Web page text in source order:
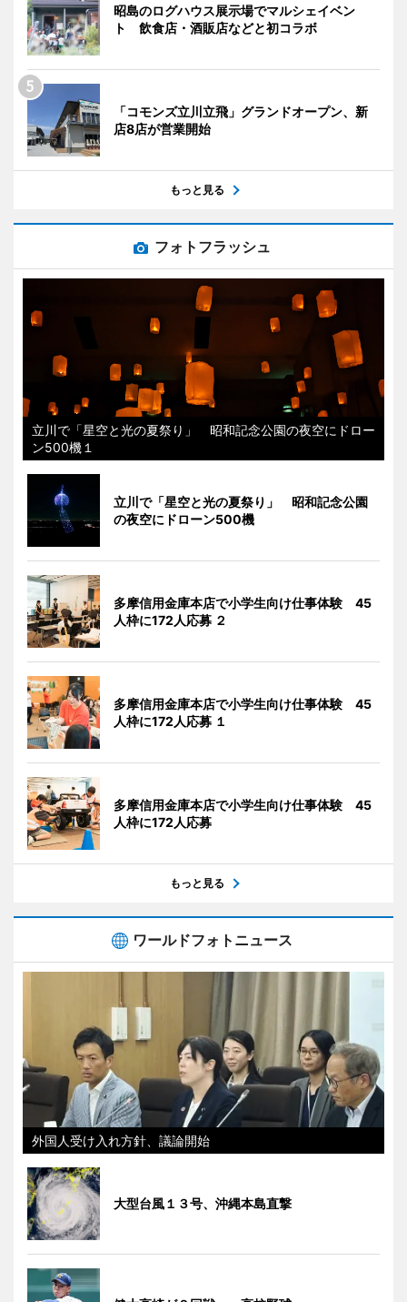
昭島のログハウス展示場でマルシェイベン
ト 飲食店・酒販店などと初コラボ
「コモンズ立川立飛」グランドオープン、新
店8店が営業開始
もっと見る
フォトフラッシュ
立川で「星空と光の夏祭り」 昭和記念公園の夜空にドロー
ン500機１
立川で「星空と光の夏祭り」 昭和記念公園
の夜空にドローン500機
多摩信用金庫本店で小学生向け仕事体験 45
人枠に172人応募 ２
多摩信用金庫本店で小学生向け仕事体験 45
人枠に172人応募 １
多摩信用金庫本店で小学生向け仕事体験 45
人枠に172人応募
もっと見る
ワールドフォトニュース
外国人受け入れ方針、議論開始
大型台風１３号、沖縄本島直撃